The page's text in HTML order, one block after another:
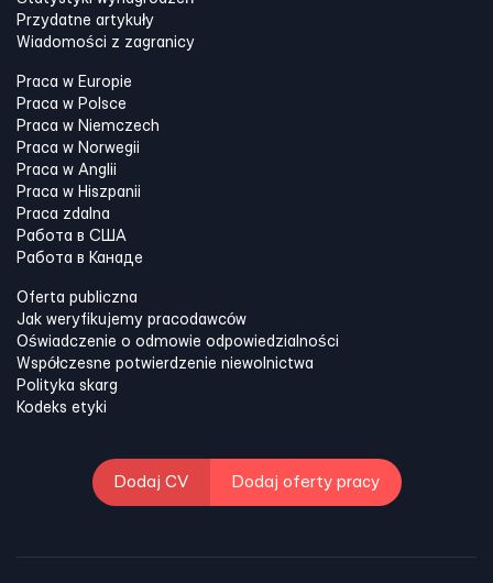
Przydatne artykuły
Wiadomości z zagranicy
Praca w Europie
Praca w Polsce
Praca w Niemczech
Praca w Norwegii
Praca w Anglii
Praca w Hiszpanii
Praca zdalna
Работа в США
Работа в Канадe
Oferta publiczna
Jak weryfikujemy pracodawców
Oświadczenie o odmowie odpowiedzialności
Współczesne potwierdzenie niewolnictwa
Polityka skarg
Kodeks etyki
Dodaj CV Dodaj oferty pracy